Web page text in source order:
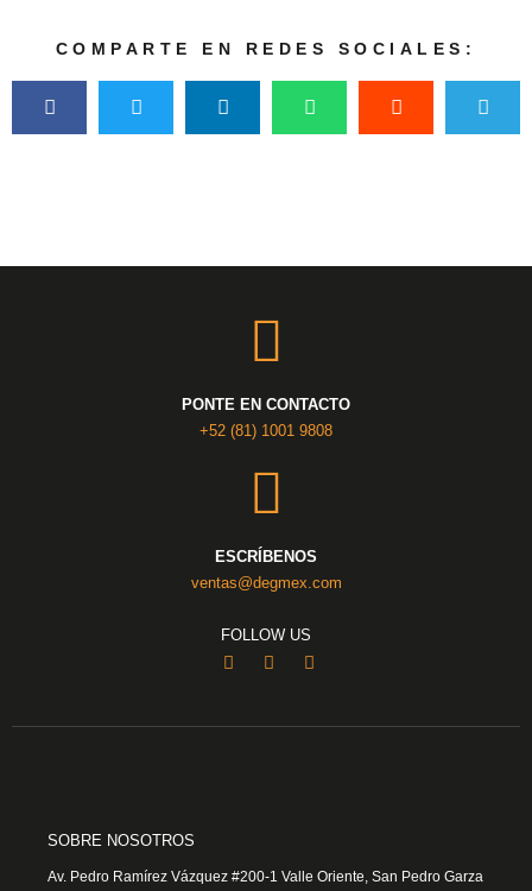
COMPARTE EN REDES SOCIALES:
PONTE EN CONTACTO
+52 (81) 1001 9808
ESCRÍBENOS
ventas@degmex.com
FOLLOW US
SOBRE NOSOTROS
Av. Pedro Ramírez Vázquez #200-1 Valle Oriente, San Pedro Garza